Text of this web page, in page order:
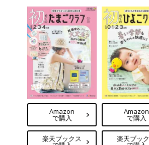
Amazon
で購入
楽天ブックス
Amazon
で購入
楽天ブッ